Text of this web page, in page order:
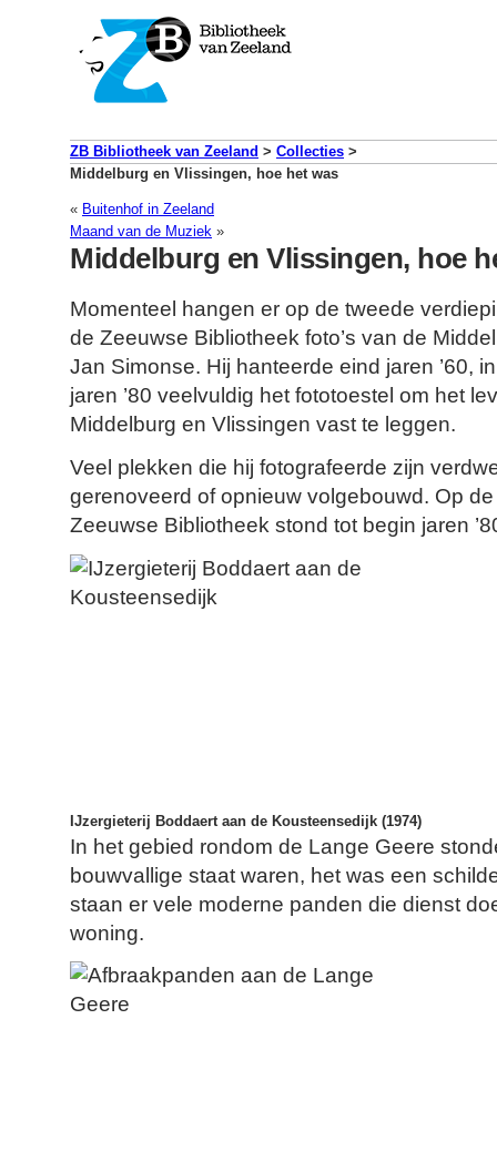
ZB Bibliotheek van Zeeland > Collecties >
Middelburg en Vlissingen, hoe het was
« Buitenhof in Zeeland
Maand van de Muziek »
Middelburg en Vlissingen, hoe
Momenteel hangen er op de tweede
de Zeeuwse Bibliotheek foto’s van de
Jan Simonse. Hij hanteerde eind jaren ’60,
jaren ’80 veelvuldig het fototoestel om het
Middelburg en Vlissingen vast te leggen.
Veel plekken die hij fotografeerde zijn
gerenoveerd of opnieuw volgebouwd. Op
Zeeuwse Bibliotheek stond tot begin jaren
IJzergieterij Boddaert aan de Kousteensedijk (1974)
In het gebied rondom de Lange Geere
bouwvallige staat waren, het was een
staan er vele moderne panden die dienst
woning.